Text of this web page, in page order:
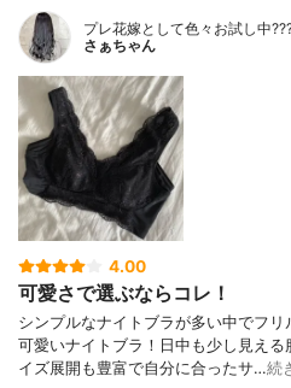
プレ花嫁として色々お試し中
さぁちゃん
4.00
可愛さで選ぶならコレ！
シンプルなナイトブラが多い中でフ
可愛いナイトブラ！日中も少し見え
イズ展開も豊富で自分に合ったサ…続